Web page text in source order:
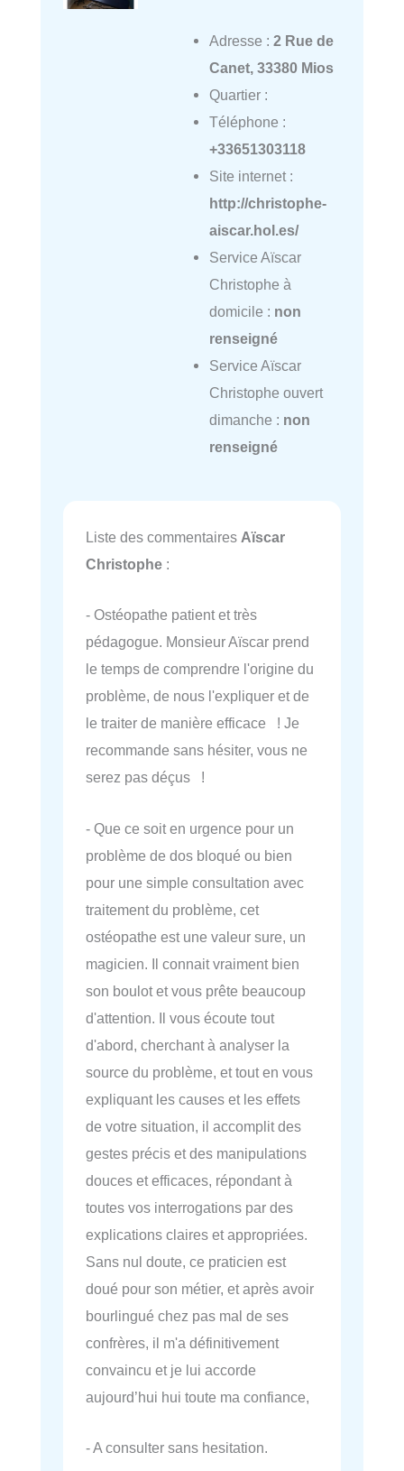
Adresse : 2 Rue de
Canet, 33380 Mios
Quartier :
Téléphone :
+33651303118
Site internet :
http://christophe-
aiscar.hol.es/
Service Aïscar
Christophe à
domicile : non
renseigné
Service Aïscar
Christophe ouvert
dimanche : non
renseigné
Liste des commentaires Aïscar
Christophe :
- Ostéopathe patient et très
pédagogue. Monsieur Aïscar prend
le temps de comprendre l'origine du
problème, de nous l'expliquer et de
le traiter de manière efficace ! Je
recommande sans hésiter, vous ne
serez pas déçus !
- Que ce soit en urgence pour un
problème de dos bloqué ou bien
pour une simple consultation avec
traitement du problème, cet
ostéopathe est une valeur sure, un
magicien. Il connait vraiment bien
son boulot et vous prête beaucoup
d'attention. Il vous écoute tout
d'abord, cherchant à analyser la
source du problème, et tout en vous
expliquant les causes et les effets
de votre situation, il accomplit des
gestes précis et des manipulations
douces et efficaces, répondant à
toutes vos interrogations par des
explications claires et appropriées.
Sans nul doute, ce praticien est
doué pour son métier, et après avoir
bourlingué chez pas mal de ses
confrères, il m'a définitivement
convaincu et je lui accorde
aujourd’hui hui toute ma confiance,
- A consulter sans hesitation.